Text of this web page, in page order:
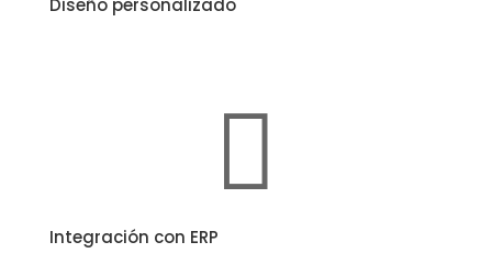
Diseño personalizado

Integración con ERP